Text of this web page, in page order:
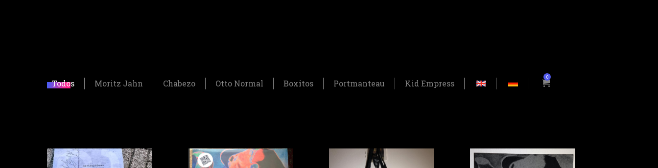
Todos Moritz Jahn Chabezo Otto Normal Boxitos Portmanteau Kid Empress
0